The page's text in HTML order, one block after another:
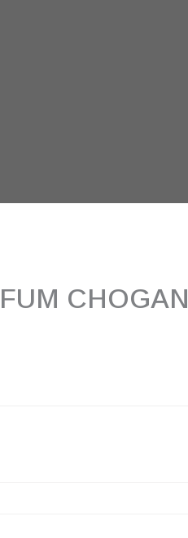
CHOGAN